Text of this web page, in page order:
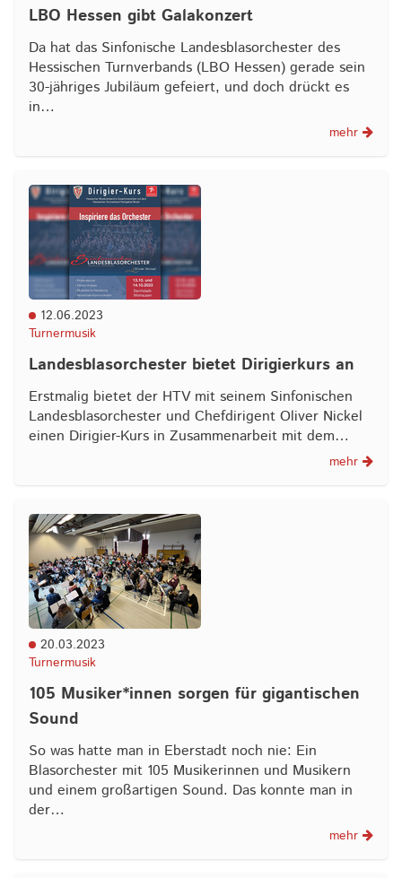
LBO Hessen gibt Galakonzert
Da hat das Sinfonische Landesblasorchester des
Hessischen Turnverbands (LBO Hessen) gerade sein
30-jähriges Jubiläum gefeiert, und doch drückt es
in…
mehr
12.06.2023
Turnermusik
Landesblasorchester bietet Dirigierkurs an
Erstmalig bietet der HTV mit seinem Sinfonischen
Landesblasorchester und Chefdirigent Oliver Nickel
einen Dirigier-Kurs in Zusammenarbeit mit dem…
mehr
20.03.2023
Turnermusik
105 Musiker*innen sorgen für gigantischen
Sound
So was hatte man in Eberstadt noch nie: Ein
Blasorchester mit 105 Musikerinnen und Musikern
und einem großartigen Sound. Das konnte man in
der…
mehr